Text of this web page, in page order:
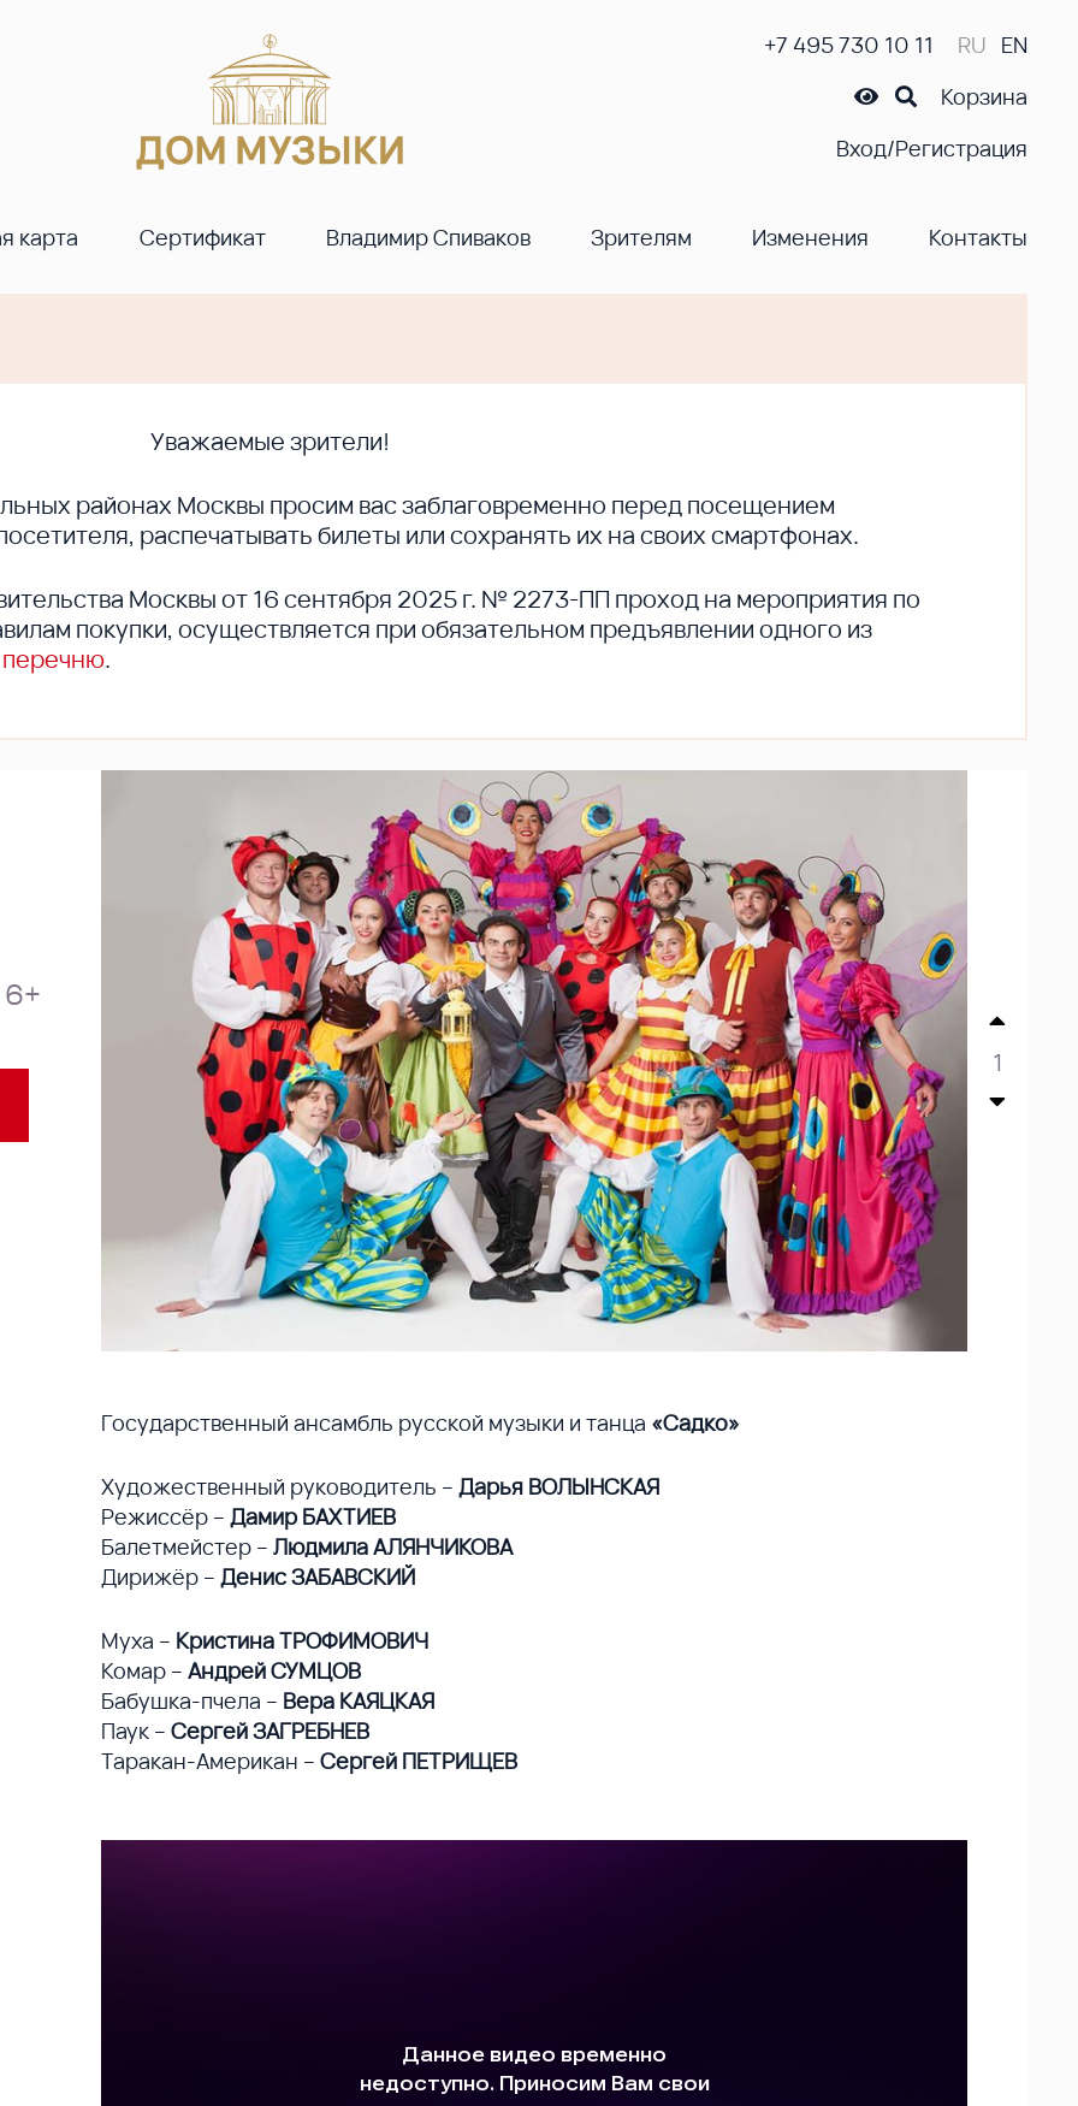
+7 495 730 10 11 RU EN
Корзина
Вход/Регистрация
карта Сертификат Владимир Спиваков Зрителям Изменения Контакты
Уважаемые зрители!
районах Москвы просим вас заблаговременно перед посещением
распечатывать билеты или сохранять их на своих смартфонах.
Москвы от 16 сентября 2025 г. № 2273-ПП проход на мероприятия по
покупки, осуществляется при обязательном предъявлении одного из
.
6+
1
Государственный ансамбль русской музыки и танца «Садко»
Художественный руководитель – Дарья ВОЛЫНСКАЯ
Режиссёр – Дамир БАХТИЕВ
Балетмейстер – Людмила АЛЯНЧИКОВА
Дирижёр – Денис ЗАБАВСКИЙ
Муха – Кристина ТРОФИМОВИЧ
Комар – Андрей СУМЦОВ
Бабушка-пчела – Вера КАЯЦКАЯ
Паук – Сергей ЗАГРЕБНЕВ
Таракан-Американ – Сергей ПЕТРИЩЕВ